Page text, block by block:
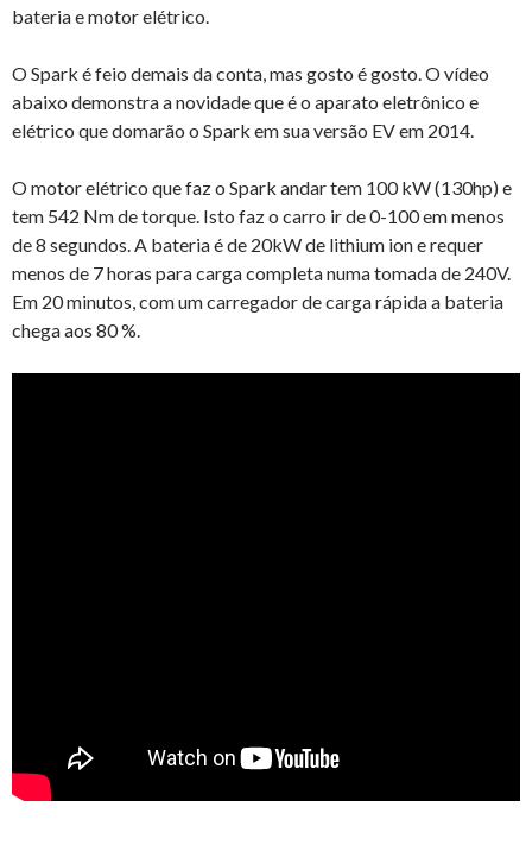
bateria e motor elétrico.
O Spark é feio demais da conta, mas gosto é gosto. O vídeo
abaixo demonstra a novidade que é o aparato eletrônico e
elétrico que domarão o Spark em sua versão EV em 2014.
O motor elétrico que faz o Spark andar tem 100 kW (130hp) e
tem 542 Nm de torque. Isto faz o carro ir de 0-100 em menos
de 8 segundos. A bateria é de 20kW de lithium ion e requer
menos de 7 horas para carga completa numa tomada de 240V.
Em 20 minutos, com um carregador de carga rápida a bateria
chega aos 80 %.